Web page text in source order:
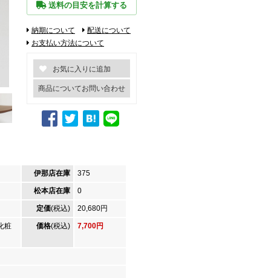
送料の目安を計算する
納期について
配送について
お支払い方法について
商品についてお問い合わせ
伊那店在庫 375
松本店在庫 0
定価(税込) 20,680円
粧
価格(税込) 7,700円